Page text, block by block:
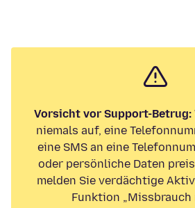
Vorsicht vor Support-Betrug:
niemals auf, eine
eine SMS an eine
oder persönliche Daten
melden Sie verdächtige
Funktion „Missbrauch